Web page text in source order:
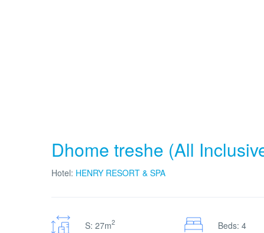
Dhome treshe (All
Hotel: HENRY RESORT & SPA
S: 27m2 Beds: 4